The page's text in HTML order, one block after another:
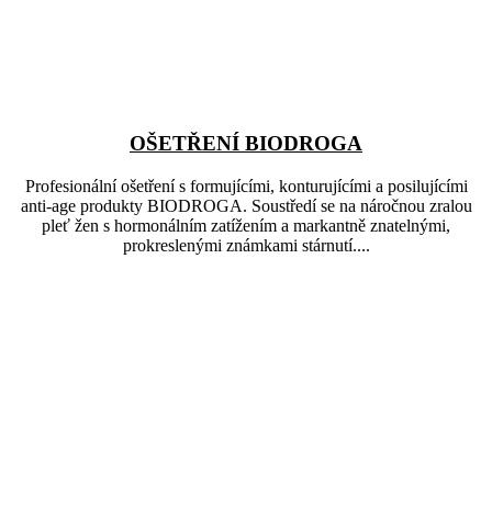
OŠETŘENÍ BIODROGA
Profesionální ošetření s formujícími, konturujícími a posilujícími
anti-age produkty BIODROGA. Soustředí se na náročnou zralou
pleť žen s hormonálním zatížením a markantně znatelnými,
prokreslenými známkami stárnutí....